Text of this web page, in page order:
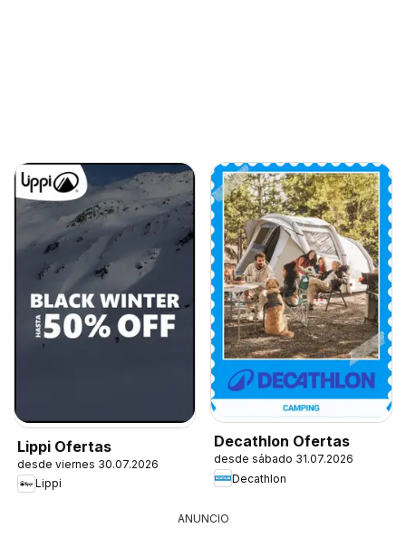
Lippi Ofertas
desde viernes 30.07.2026
Lippi
Decathlon Ofertas
desde sábado 31.07.2026
Decathlon
ANUNCIO